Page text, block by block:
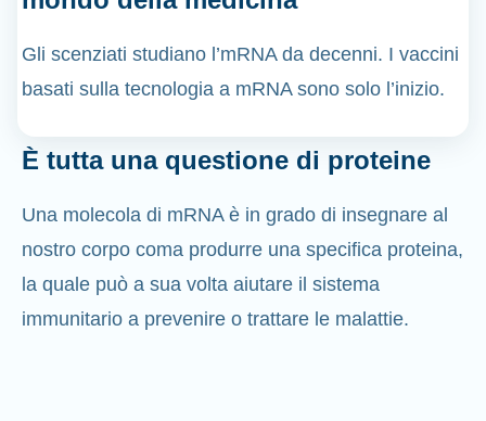
Gli scenziati studiano l’mRNA da decenni. I vaccini
basati sulla tecnologia a mRNA sono solo l’inizio.
È tutta una questione di proteine
Una molecola di mRNA è in grado di insegnare al
nostro corpo coma produrre una specifica proteina,
la quale può a sua volta aiutare il sistema
immunitario a prevenire o trattare le malattie.